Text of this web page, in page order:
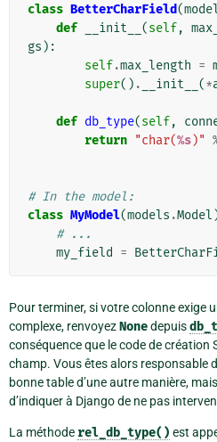
class BetterCharField(
def
__init__ (self,
gs ):
self.max_length =
super() . __init__ (*
def db_type(self,
return "char(%s)"
# In the model:
class MyModel(models .Model
# ...
my_field =
Pour terminer, si votre colonne exige
complexe, renvoyezNonedepuis
conséquence que le code de création
champ. Vous êtes alors responsable
bonne table d’une autre manière,
d’indiquer à Django de ne pas
La méthode rel_db_type() est